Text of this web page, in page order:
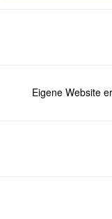
Eigene Website